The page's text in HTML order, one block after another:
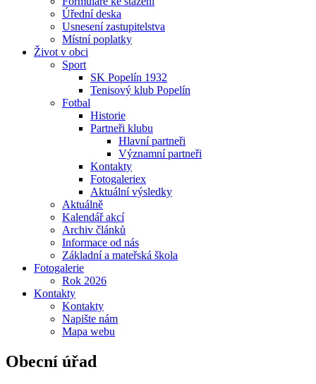
Úřední deska
Usnesení zastupitelstva
Místní poplatky
Život v obci
Sport
SK Popelín 1932
Tenisový klub Popelín
Fotbal
Historie
Partneři klubu
Hlavní partneři
Významní partneři
Kontakty
Fotogaleriex
Aktuální výsledky
Aktuálně
Kalendář akcí
Archiv článků
Informace od nás
Základní a mateřská škola
Fotogalerie
Rok 2026
Kontakty
Kontakty
Napište nám
Mapa webu
Obecní úřad